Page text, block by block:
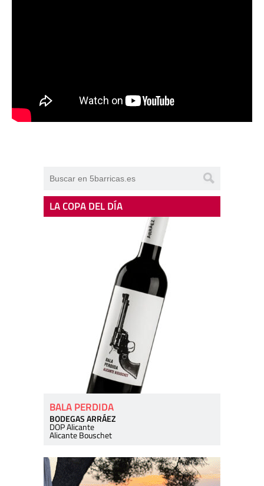
LA COPA DEL DÍA
BALA PERDIDA
BODEGAS ARRÁEZ
DOP Alicante
Alicante Bouschet